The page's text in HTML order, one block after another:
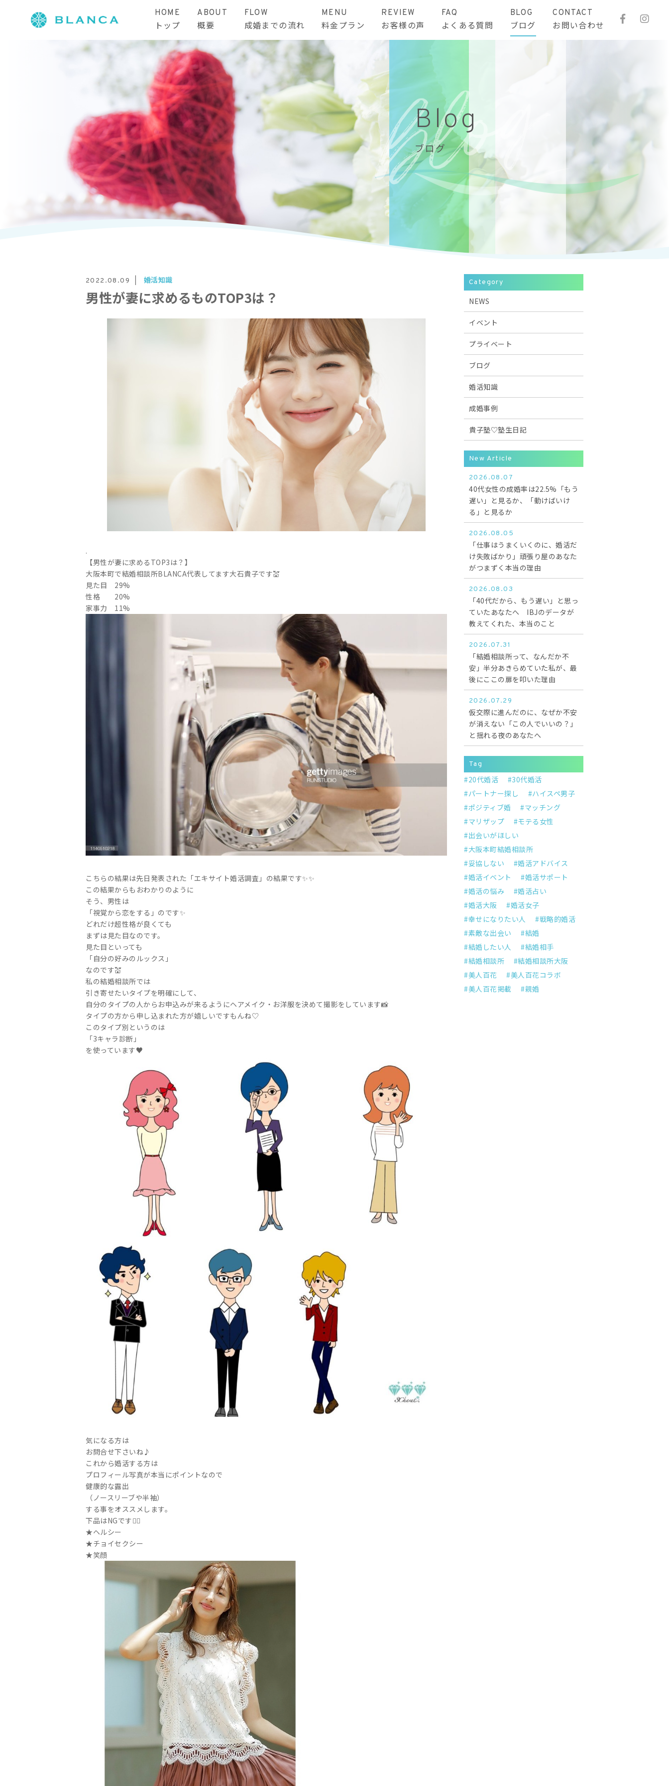
HOME
トップ
ABOUT
概要
FLOW
成婚までの流れ
MENU
料金プラン
REVIEW
お客様の声
FAQ
よくある質問
BLOG
ブログ
CONTACT
お問い合わせ
Blog
ブログ
2022.08.09 婚活知識
男性が妻に求めるものTOP3は？
.
【男性が妻に求めるTOP3は？】
大阪本町で結婚相談所BLANCA代表してます大石貴子です💒
見た目 29%
性格 20%
家事力 11%
こちらの結果は先日発表された「エキサイト婚活調査」の結果です✨✨
この結果からもおわかりのように
そう、男性は
「視覚から恋をする」のです✨
どれだけ超性格が良くても
まずは見た目なのです。
見た目といっても
「自分の好みのルックス」
なのです💒
私の結婚相談所では
引き寄せたいタイプを明確にして、
自分のタイプの人からお申込みが来るようにヘアメイク・お洋服を決めて撮影をしています📸
タイプの方から申し込まれた方が嬉しいですもんね♡
このタイプ別というのは
「3キャラ診断」
を使っています♥️
気になる方は
お問合せ下さいね♪
これから婚活する方は
プロフィール写真が本当にポイントなので
健康的な露出
（ノースリーブや半袖）
する事をオススメします。
下品はNGです🙅‍♀️
★ヘルシー
★チョイセクシー
★笑顔
Category
NEWS
イベント
プライベート
ブログ
婚活知識
成婚事例
貴子塾♡塾生日記
New Article
2026.08.07
40代女性の成婚率は22.5%「もう
遅い」と見るか、「動けばいけ
る」と見るか
2026.08.05
「仕事はうまくいくのに、婚活だ
け失敗ばかり」頑張り屋のあなた
がつまずく本当の理由
2026.08.03
「40代だから、もう遅い」と思っ
ていたあなたへ IBJのデータが
教えてくれた、本当のこと
2026.07.31
「結婚相談所って、なんだか不
安」半分あきらめていた私が、最
後にここの扉を叩いた理由
2026.07.29
仮交際に進んだのに、なぜか不安
が消えない「この人でいいの？」
と揺れる夜のあなたへ
Tag
20代婚活
30代婚活
パートナー探し
ハイスペ男子
ポジティブ婚
マッチング
マリザップ
モテる女性
出会いがほしい
大阪本町結婚相談所
妥協しない
婚活アドバイス
婚活イベント
婚活サポート
婚活の悩み
婚活占い
婚活大阪
婚活女子
幸せになりたい人
戦略的婚活
素敵な出会い
結婚
結婚したい人
結婚相手
結婚相談所
結婚相談所大阪
美人百花
美人百花コラボ
美人百花掲載
親婚